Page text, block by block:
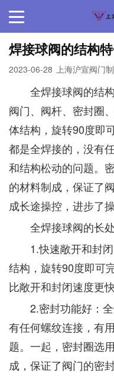
焊接球阀的结构
2023-06-28 上海沪宣阀门
全焊接球阀的结构
阀门、阀杆、密封圈
体结构，旋转90度即
都是全焊接的，没有
和结构松动的问题。
的材料制成，保证了
成长途操控，进步了
全焊接球阀的长处
1.快速敞开和封闭
结构，旋转90度即可
比敞开和封闭速度更
2.密封功能好：全
有任何螺纹连接，有
题。一起，密封圈选
成，保证了阀门的密封